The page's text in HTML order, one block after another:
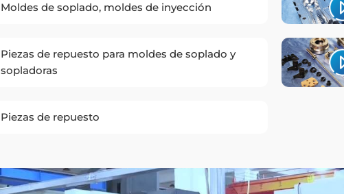
Moldes de soplado, moldes de inyección
Piezas de repuesto para moldes de soplado y
sopladoras
Piezas de repuesto